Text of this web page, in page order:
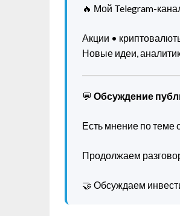
🔥 Мой Telegram-
Акции •
Новые идеи,
💬 Обсуждение
Есть мнение по теме
Продолжаем
🤝 Обсуждаем